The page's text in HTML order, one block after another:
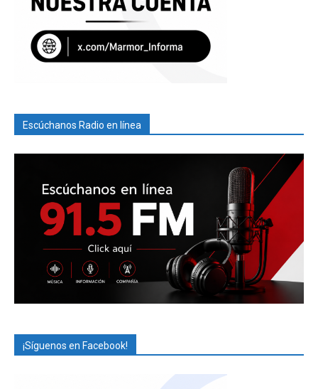
Escúchanos Radio en línea
¡Síguenos en Facebook!